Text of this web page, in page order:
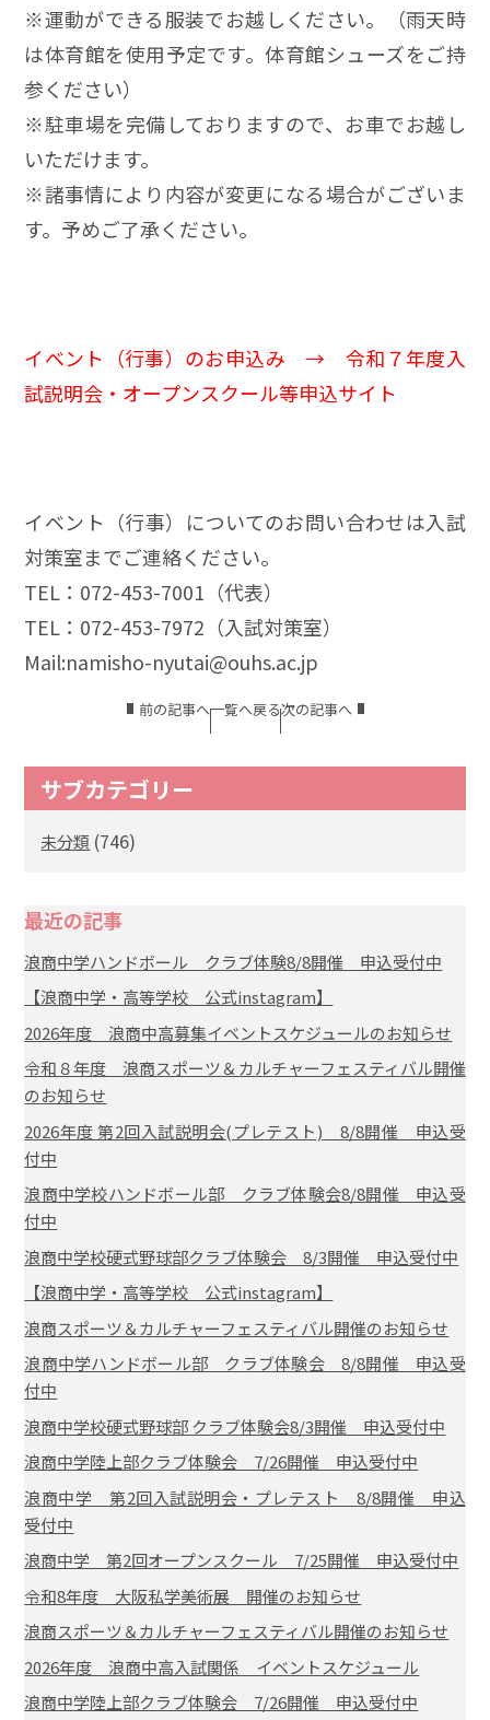
※運動ができる服装でお越しください。（雨天時
は体育館を使用予定です。体育館シューズをご持
参ください）
※駐車場を完備しておりますので、お車でお越し
いただけます。
※諸事情により内容が変更になる場合がございま
す。予めご了承ください。
イベント（行事）のお申込み → 令和７年度入
試説明会・オープンスクール等申込サイト
イベント（行事）についてのお問い合わせは入試
対策室までご連絡ください。
TEL：072-453-7001（代表）
TEL：072-453-7972（入試対策室）
Mail:namisho-nyutai@ouhs.ac.jp
前の記事へ一覧へ戻る次の記事へ
サブカテゴリー
未分類 (746)
最近の記事
浪商中学ハンドボール クラブ体験8/8開催 申込受付中
【浪商中学・高等学校 公式instagram】
2026年度 浪商中高募集イベントスケジュールのお知らせ
令和８年度 浪商スポーツ＆カルチャーフェスティバル開催
のお知らせ
2026年度 第2回入試説明会(プレテスト) 8/8開催 申込受
付中
浪商中学校ハンドボール部 クラブ体験会8/8開催 申込受
付中
浪商中学校硬式野球部クラブ体験会 8/3開催 申込受付中
【浪商中学・高等学校 公式instagram】
浪商スポーツ＆カルチャーフェスティバル開催のお知らせ
浪商中学ハンドボール部 クラブ体験会 8/8開催 申込受
付中
浪商中学校硬式野球部 クラブ体験会8/3開催 申込受付中
浪商中学陸上部クラブ体験会 7/26開催 申込受付中
浪商中学 第2回入試説明会・プレテスト 8/8開催 申込
受付中
浪商中学 第2回オープンスクール 7/25開催 申込受付中
令和8年度 大阪私学美術展 開催のお知らせ
浪商スポーツ＆カルチャーフェスティバル開催のお知らせ
2026年度 浪商中高入試関係 イベントスケジュール
浪商中学陸上部クラブ体験会 7/26開催 申込受付中